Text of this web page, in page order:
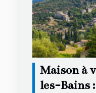
Maison à
les-Bains